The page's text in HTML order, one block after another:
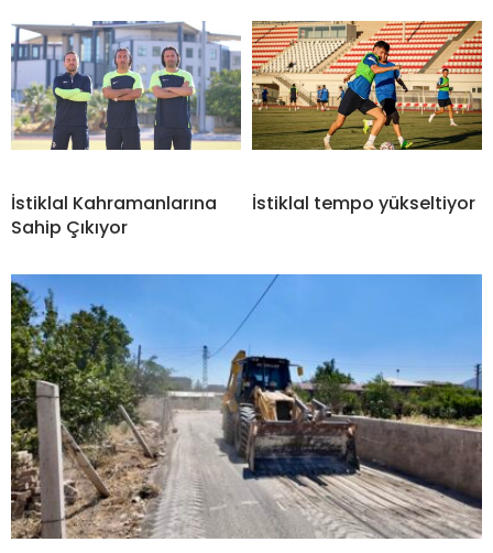
İstiklal Kahramanlarına
Sahip Çıkıyor
İstiklal tempo yükseltiyor